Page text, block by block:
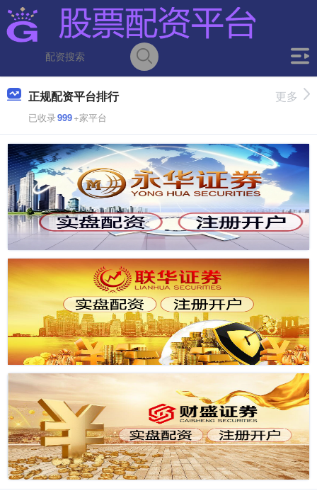
正规配资平台排行
已收录999+家平台
更多